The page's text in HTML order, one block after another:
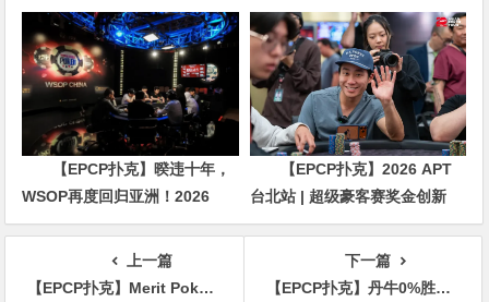
直言“扛不住”，主动砍掉四分之
三比赛
脚悬空，但全世界以为她很淡定
【EPCP扑克】暌违十年，
WSOP再度回归亚洲！2026
APL济州站6月19-28日盛大登
【EPCP扑克】2026 APT
台北站 | 超级豪客赛奖金创新
高，美国选手Ethan
“Rampage” Yau领跑全场！
上一篇
【EPCP扑克】Merit Poker塞浦路斯 | 徐强AA撞JQ击中顺子成热身赛泡沫，魏国梁、顾悦凡成功晋级Final Day
下一篇
【EPCP扑克】丹牛0%胜率竟拿3High绝命抓鸡！大神PK女王精彩对决